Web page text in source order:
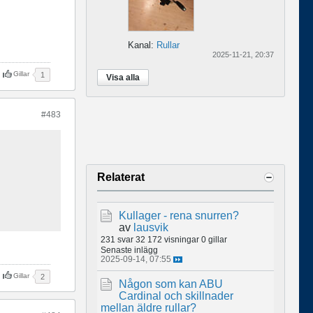
Gillar 1
#483
Gillar 2
Kanal: Rullar
2025-11-21, 20:37
Visa alla
Relaterat
Kullager - rena snurren?
av lausvik
231 svar 32 172 visningar 0 gillar
Senaste inlägg
2025-09-14, 07:55
Någon som kan ABU
Cardinal och skillnader
mellan äldre rullar?